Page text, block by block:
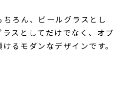
ろん、ビールグラスとし
スとしてだけでなく、オブ
るモダンなデザインです。